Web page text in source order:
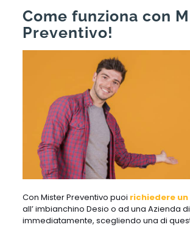
Come funziona con
Preventivo!
Con Mister Preventivo puoi richiedere
all’ imbianchino Desio o ad una Azienda
immediatamente, scegliendo una di